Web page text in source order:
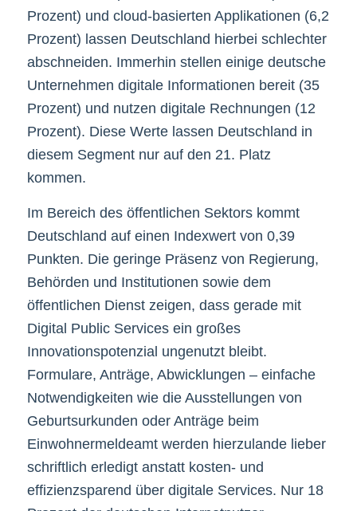
Prozent) und cloud-basierten Applikationen (6,2
Prozent) lassen Deutschland hierbei schlechter
abschneiden. Immerhin stellen einige deutsche
Unternehmen digitale Informationen bereit (35
Prozent) und nutzen digitale Rechnungen (12
Prozent). Diese Werte lassen Deutschland in
diesem Segment nur auf den 21. Platz
kommen.
Im Bereich des öffentlichen Sektors kommt
Deutschland auf einen Indexwert von 0,39
Punkten. Die geringe Präsenz von Regierung,
Behörden und Institutionen sowie dem
öffentlichen Dienst zeigen, dass gerade mit
Digital Public Services ein großes
Innovationspotenzial ungenutzt bleibt.
Formulare, Anträge, Abwicklungen – einfache
Notwendigkeiten wie die Ausstellungen von
Geburtsurkunden oder Anträge beim
Einwohnermeldeamt werden hierzulande lieber
schriftlich erledigt anstatt kosten- und
effizienzsparend über digitale Services. Nur 18